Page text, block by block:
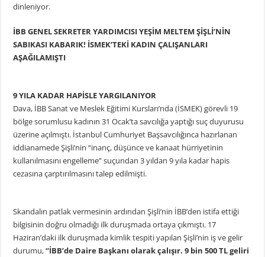
dinleniyor.
İBB GENEL SEKRETER YARDIMCISI YEŞİM MELTEM ŞİŞLİ’NİN
SABIKASI KABARIK! İSMEK’TEKİ KADIN ÇALIŞANLARI
AŞAĞILAMIŞTI
9 YILA KADAR HAPİSLE YARGILANIYOR
Dava, İBB Sanat ve Meslek Eğitimi Kursları’nda (İSMEK) görevli 19
bölge sorumlusu kadının 31 Ocak’ta savcılığa yaptığı suç duyurusu
üzerine açılmıştı. İstanbul Cumhuriyet Başsavcılığınca hazırlanan
iddianamede Şişli’nin “inanç, düşünce ve kanaat hürriyetinin
kullanılmasını engelleme” suçundan 3 yıldan 9 yıla kadar hapis
cezasına çarptırılmasını talep edilmişti.
Skandalın patlak vermesinin ardından Şişli’nin İBB’den istifa ettiği
bilgisinin doğru olmadığı ilk duruşmada ortaya çıkmıştı. 17
Haziran’daki ilk duruşmada kimlik tespiti yapılan Şişli’nin iş ve gelir
durumu,“İBB’de Daire Başkanı olarak çalışır. 9 bin 500 TL geliri